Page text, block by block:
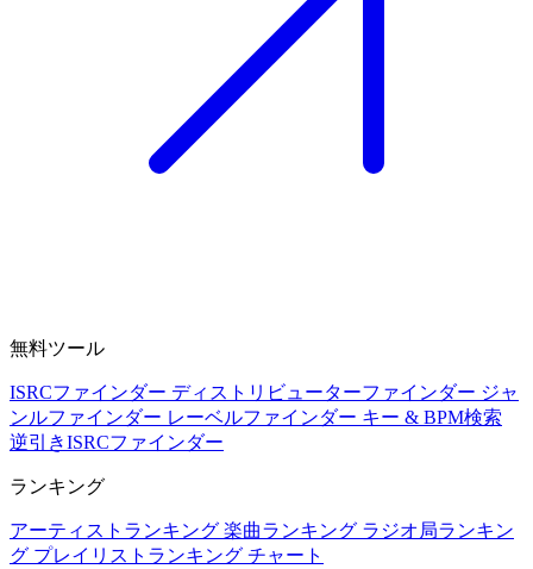
無料ツール
ISRCファインダー ディストリビューターファインダー ジャ
ンルファインダー レーベルファインダー キー & BPM検索
逆引きISRCファインダー
ランキング
アーティストランキング 楽曲ランキング ラジオ局ランキン
グ プレイリストランキング チャート